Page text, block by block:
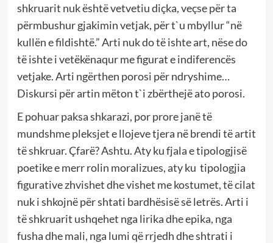
shkruarit nuk është vetvetiu diçka, veçse për ta
përmbushur gjakimin vetjak, për t`u mbyllur “në
kullën e fildishtë.” Arti nuk do të ishte art, nëse do
të ishte i vetëkënaqur me figurat e indiferencës
vetjake. Arti ngërthen porosi për ndryshime…
Diskursi për artin mëton t`i zbërthejë ato porosi.
E pohuar paksa shkarazi, por prore janë të
mundshme pleksjet e llojeve tjera në brendi të artit
të shkruar. Çfarë? Ashtu. Aty ku fjala e tipologjisë
poetike e merr rolin moralizues, aty ku tipologjia
figurative zhvishet dhe vishet me kostumet, të cilat
nuk i shkojnë për shtati bardhësisë së letrës. Arti i
të shkruarit ushqehet nga lirika dhe epika, nga
fusha dhe mali, nga lumi që rrjedh dhe shtrati i